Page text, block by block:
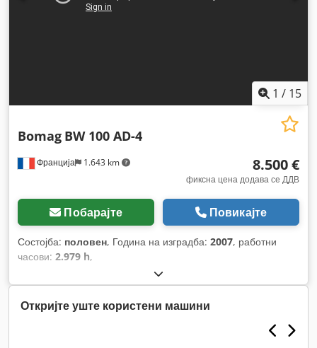
1 / 15
Франција 1.643 km
Bomag BW 100 AD-4
8.500 €
фиксна цена додава се ДДВ
Побарајте Повикајте
Состојба: половен, Година на изградба: 2007, работни
часови: 2.979 h,
Откријте уште користени машини